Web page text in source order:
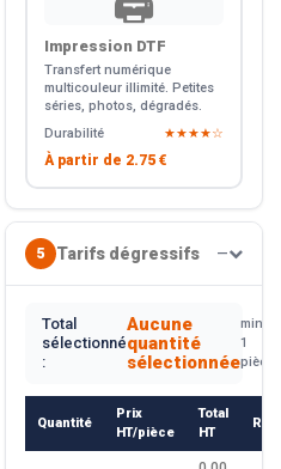
Impression DTF
Transfert numérique
multicouleur illimité. Petites
séries, photos, dégradés.
Durabilité
★★★★☆
À partir de 2.75 €
5 Tarifs dégressifs —
Total
sélectionné
:
Aucune
quantité
sélectionnée
min.
1
pièce
Quantité
Prix
HT/pièce
Total
HT